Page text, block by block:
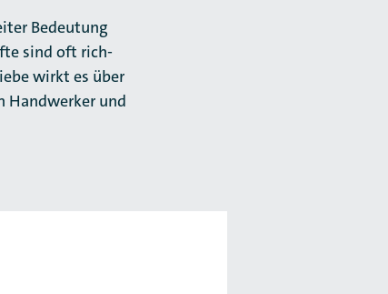
Bedeutung
sind oft rich­
wirkt es über
Handwerker und